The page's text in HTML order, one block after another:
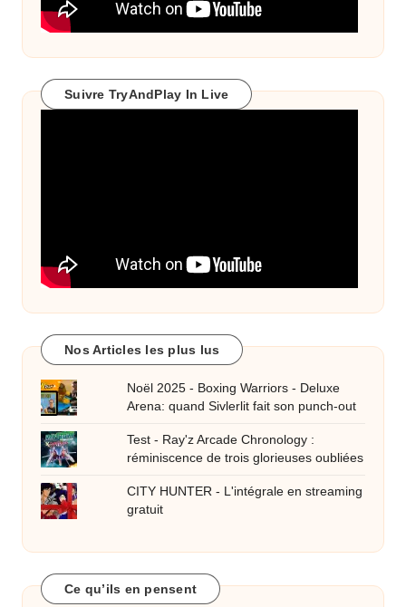
Suivre TryAndPlay In Live
Nos Articles les plus lus
Noël 2025 - Boxing Warriors - Deluxe
Arena: quand Sivlerlit fait son punch-out
Test - Ray'z Arcade Chronology :
réminiscence de trois glorieuses oubliées
CITY HUNTER - L'intégrale en streaming
gratuit
Ce qu’ils en pensent